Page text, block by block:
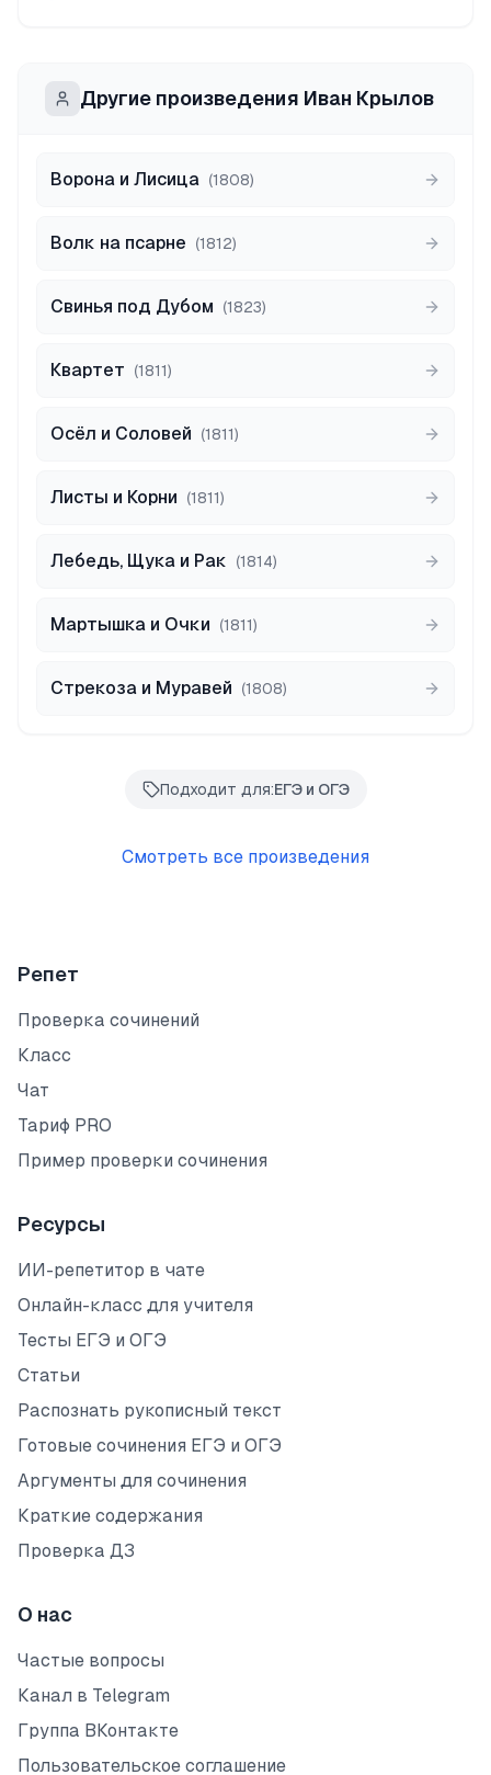
Другие произведения Иван Крылов
Ворона и Лисица (1808)
Волк на псарне (1812)
Свинья под Дубом (1823)
Квартет (1811)
Осёл и Соловей (1811)
Листы и Корни (1811)
Лебедь, Щука и Рак (1814)
Мартышка и Очки (1811)
Стрекоза и Муравей (1808)
Подходит для:ЕГЭ и ОГЭ
Смотреть все произведения
Репет
Проверка сочинений
Класс
Чат
Тариф PRO
Пример проверки сочинения
Ресурсы
ИИ-репетитор в чате
Онлайн-класс для учителя
Тесты ЕГЭ и ОГЭ
Статьи
Распознать рукописный текст
Готовые сочинения ЕГЭ и ОГЭ
Аргументы для сочинения
Краткие содержания
Проверка ДЗ
О нас
Частые вопросы
Канал в Telegram
Группа ВКонтакте
Пользовательское соглашение